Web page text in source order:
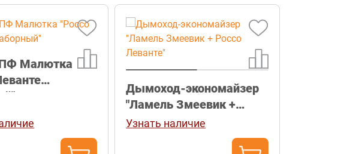
Малютка
Дымоход-экономайзер
"Ламель Змеевик +
Россо Леванте"
Узнать наличие